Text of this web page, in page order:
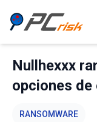
Nullhexxx
opciones
RANSOMWARE